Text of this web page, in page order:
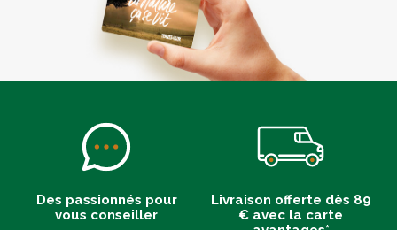
Des passionnés pour
vous conseiller
Livraison offerte dès 89
€ avec la carte